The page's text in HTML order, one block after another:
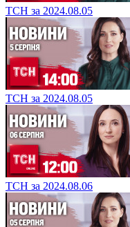
ТСН за 2024.08.05
ТСН за 2024.08.05
ТСН за 2024.08.06